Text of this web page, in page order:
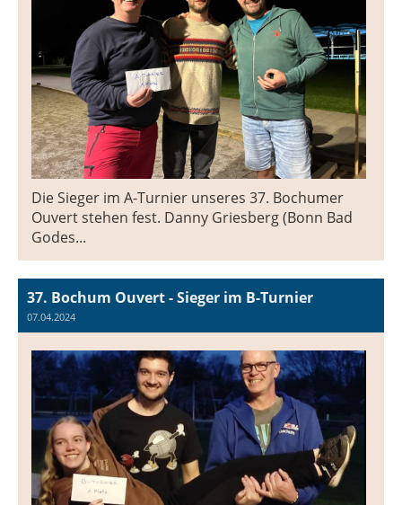
Die Sieger im A-Turnier unseres 37. Bochumer
Ouvert stehen fest. Danny Griesberg (Bonn Bad
Godes...
37. Bochum Ouvert - Sieger im B-Turnier
07.04.2024